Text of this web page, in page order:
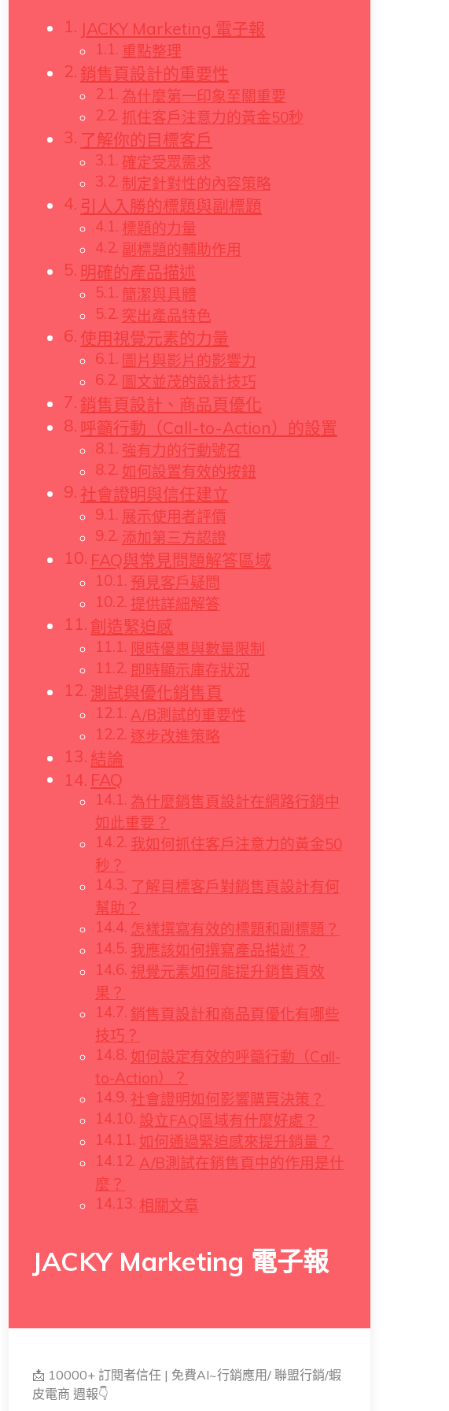
JACKY Marketing 電子報
重點整理
銷售頁設計的重要性
為什麼第一印象至關重要
抓住客戶注意力的黃金50秒
了解你的目標客戶
確定受眾需求
制定針對性的內容策略
引人入勝的標題與副標題
標題的力量
副標題的輔助作用
明確的產品描述
簡潔與具體
突出產品特色
使用視覺元素的力量
圖片與影片的影響力
圖文並茂的設計技巧
銷售頁設計、商品頁優化
呼籲行動（Call-to-Action）的設置
強有力的行動號召
如何設置有效的按鈕
社會證明與信任建立
展示使用者評價
添加第三方認證
FAQ與常見問題解答區域
預見客戶疑問
提供詳細解答
創造緊迫感
限時優惠與數量限制
即時顯示庫存狀況
測試與優化銷售頁
A/B測試的重要性
逐步改進策略
結論
FAQ
為什麼銷售頁設計在網路行銷中
如此重要？
我如何抓住客戶注意力的黃金50
秒？
了解目標客戶對銷售頁設計有何
幫助？
怎樣撰寫有效的標題和副標題？
我應該如何撰寫產品描述？
視覺元素如何能提升銷售頁效
果？
銷售頁設計和商品頁優化有哪些
技巧？
如何設定有效的呼籲行動（Call-
to-Action）？
社會證明如何影響購買決策？
設立FAQ區域有什麼好處？
如何通過緊迫感來提升銷量？
A/B測試在銷售頁中的作用是什
麼？
相關文章
JACKY Marketing 電子報
📩 10000+ 訂閱者信任 | 免費AI~行銷應用/ 聯盟行銷/蝦
皮電商 週報👇